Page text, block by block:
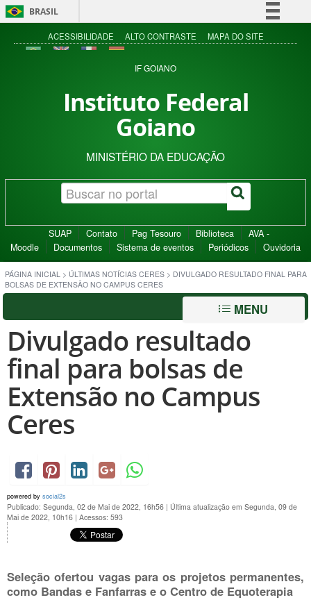
BRASIL
Simplifique!
Acesso à informação
ACESSIBILIDADE ALTO CONTRASTE MAPA DO SITE
IF GOIANO
Instituto Federal
Goiano
MINISTÉRIO DA EDUCAÇÃO
SUAP Contato Pag Tesouro Biblioteca
AVA -
Moodle
Documentos Sistema de eventos Periódicos Ouvidoria
PÁGINA INICIAL > ÚLTIMAS NOTÍCIAS CERES > DIVULGADO RESULTADO FINAL PARA
BOLSAS DE EXTENSÃO NO CAMPUS CERES
MENU
Divulgado resultado
final para bolsas de
Extensão no Campus
Ceres
powered by social2s
Publicado: Segunda, 02 de Mai de 2022, 16h56 | Última atualização em Segunda, 09 de
Mai de 2022, 10h16 | Acessos: 593
Seleção ofertou vagas para os projetos permanentes,
como Bandas e Fanfarras e o Centro de Equoterapia